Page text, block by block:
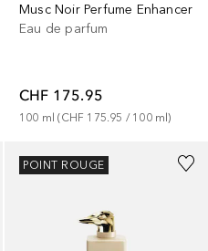
Musc Noir Perfume Enhancer
Eau de parfum
CHF 175.95
100 ml (CHF 175.95 / 100 ml)
POINT ROUGE